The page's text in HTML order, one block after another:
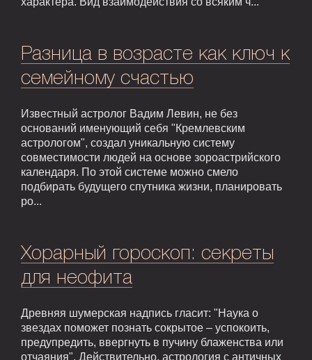
Разница в возрасте как ключ к
семейному счастью
Известный астролог Вадим Левин, не без
оснований именующий себя "Кремлевским
астрологом", создал уникальную систему
совместимости людей на основе зороастрийского
календаря. По этой системе можно смело
подбирать будущего спутника жизни, планировать
ро...
Хорарный гороскоп: секреты
для неофита
Древняя шумерская надпись гласит: "Наука о
звездах поможет познать сокрытое – успокоить,
предупредить, ввергнуть в пучину блаженства или
отчаяния". Действительно, астрология с античных